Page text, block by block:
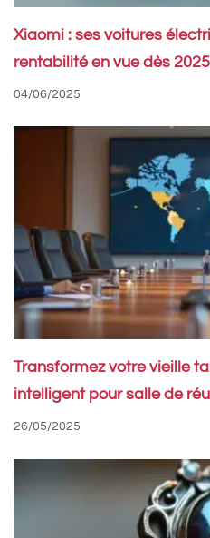
Xiaomi : ses voitures
rentabilité en vue dès 2025
04/06/2025
Transformez votre vieille
intelligent pour salle de
26/05/2025